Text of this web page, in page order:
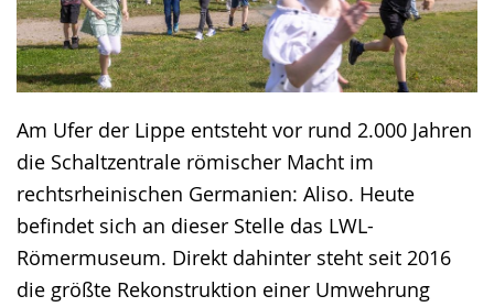
Am Ufer der Lippe entsteht vor rund 2.000 Jahren
die Schaltzentrale römischer Macht im
rechtsrheinischen Germanien: Aliso. Heute
befindet sich an dieser Stelle das LWL-
Römermuseum. Direkt dahinter steht seit 2016
die größte Rekonstruktion einer Umwehrung